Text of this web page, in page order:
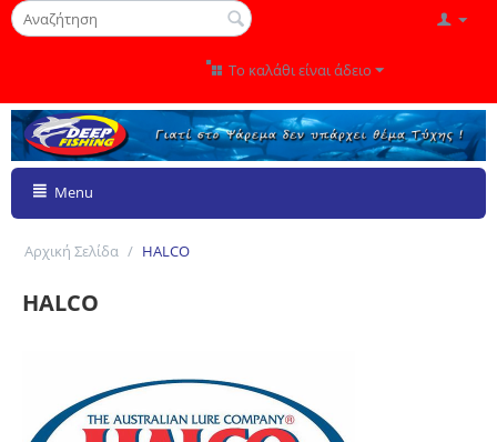
Το καλάθι είναι άδειο
Menu
Αρχική Σελίδα / HALCO
HALCO